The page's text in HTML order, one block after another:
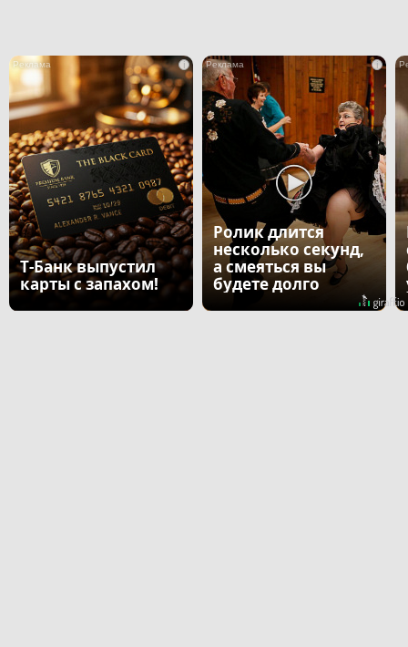
i
Т-Банк выпустил
карты с запахом!
i
Ролик длится
несколько секунд,
а смеяться вы
будете долго